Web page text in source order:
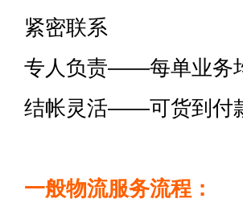
紧密联系
专人负责——每单业务
结帐灵活——可货到付
一般物流服务流程：